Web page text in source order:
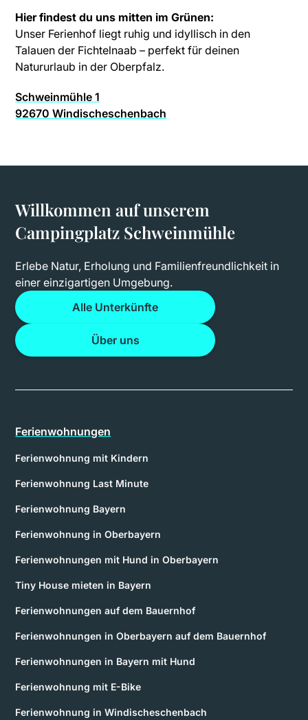
Hier findest du uns mitten im Grünen:
Unser Ferienhof liegt ruhig und idyllisch in den
Talauen der Fichtelnaab – perfekt für deinen
Natururlaub in der Oberpfalz.
Schweinmühle 1
92670 Windischeschenbach
Willkommen auf unserem
Campingplatz Schweinmühle
Erlebe Natur, Erholung und Familienfreundlichkeit in
einer einzigartigen Umgebung.
Alle Unterkünfte
Über uns
Ferienwohnungen
Ferienwohnung mit Kindern
Ferienwohnung Last Minute
Ferienwohnung Bayern
Ferienwohnung in Oberbayern
Ferienwohnungen mit Hund in Oberbayern
Tiny House mieten in Bayern
Ferienwohnungen auf dem Bauernhof
Ferienwohnungen in Oberbayern auf dem Bauernhof
Ferienwohnungen in Bayern mit Hund
Ferienwohnung mit E-Bike
Ferienwohnung in Windischeschenbach